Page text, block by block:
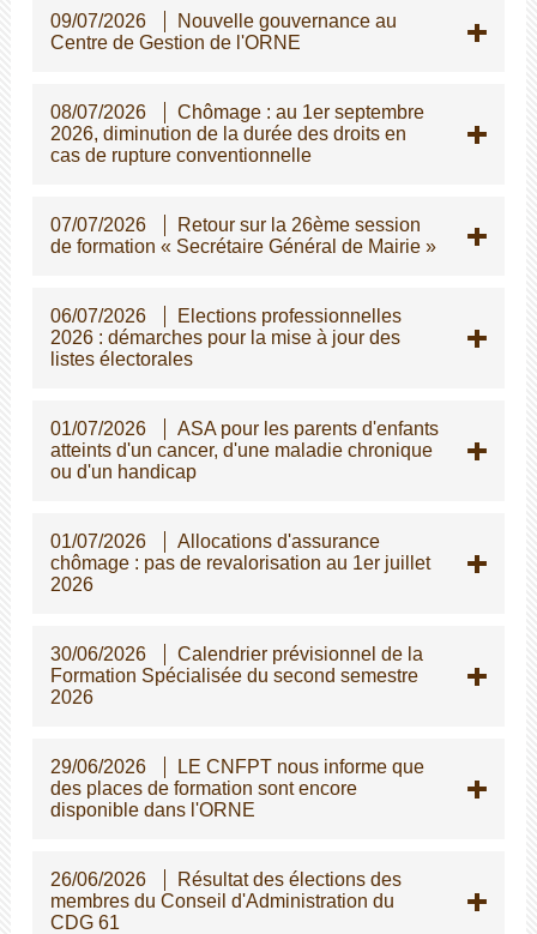
09/07/2026
Nouvelle gouvernance au
Centre de Gestion de l'ORNE
08/07/2026
Chômage : au 1er septembre
2026, diminution de la durée des droits en
cas de rupture conventionnelle
07/07/2026
Retour sur la 26ème session
de formation « Secrétaire Général de Mairie »
06/07/2026
Elections professionnelles
2026 : démarches pour la mise à jour des
listes électorales
01/07/2026
ASA pour les parents d'enfants
atteints d'un cancer, d'une maladie chronique
ou d'un handicap
01/07/2026
Allocations d'assurance
chômage : pas de revalorisation au 1er juillet
2026
30/06/2026
Calendrier prévisionnel de la
Formation Spécialisée du second semestre
2026
29/06/2026
LE CNFPT nous informe que
des places de formation sont encore
disponible dans l'ORNE
26/06/2026
Résultat des élections des
membres du Conseil d'Administration du
CDG 61